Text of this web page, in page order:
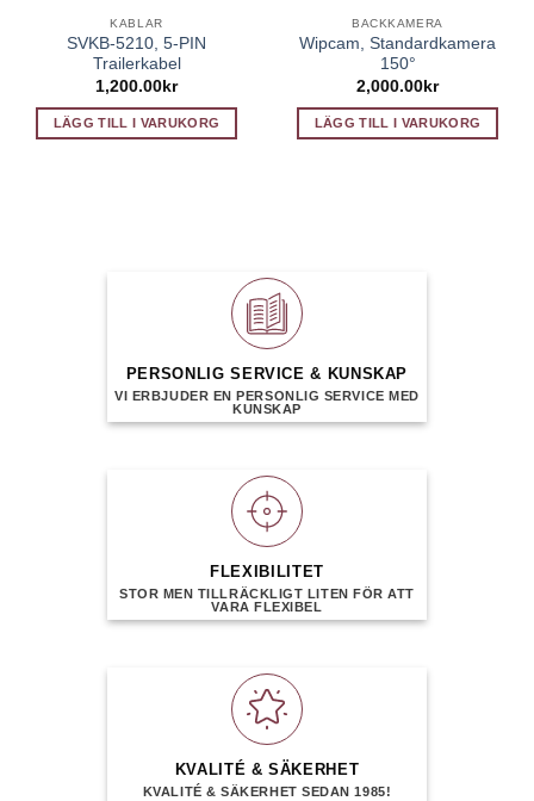
KABLAR
SVKB-5210, 5-PIN
Trailerkabel
1,200.00kr
LÄGG TILL I VARUKORG
BACKKAMERA
Wipcam, Standardkamera
150°
2,000.00kr
LÄGG TILL I VARUKORG
PERSONLIG SERVICE & KUNSKAP
VI ERBJUDER EN PERSONLIG SERVICE MED
KUNSKAP
FLEXIBILITET
STOR MEN TILLRÄCKLIGT LITEN FÖR ATT
VARA FLEXIBEL
KVALITÉ & SÄKERHET
KVALITÉ & SÄKERHET SEDAN 1985!